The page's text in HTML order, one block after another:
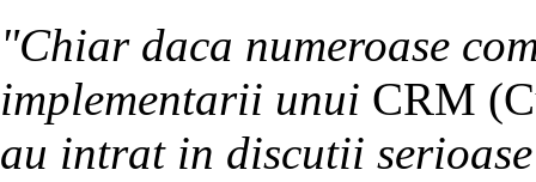
"Chiar daca numeroase
implementarii unui CRM
au intrat in discutii